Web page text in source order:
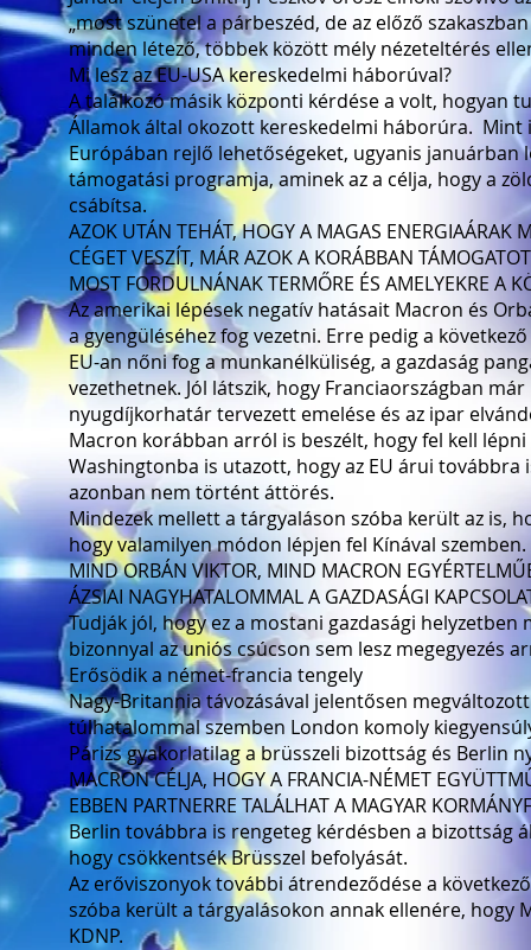
„most szünetel a párbeszéd, de az előző
minden létező, többek között mély nézeteltérés
Mi lesz az EU-USA kereskedelmi háborúval?
A találkozó másik központi kérdése a volt, hogyan
Államok által okozott kereskedelmi háborúra.
Európában rejlő lehetőségeket, ugyanis januárban
támogatási programja, aminek az a célja, hogy a
csábítsa.
AZOK UTÁN TEHÁT, HOGY A MAGAS ENERGIAÁRAK
CÉGET VESZÍT, MÁR AZOK A KORÁBBAN
MOST FORDULNÁNAK TERMŐRE ÉS AMELYEKRE A
Az amerikai lépések negatív hatásait Macron és
a gyengüléséhez fog vezetni. Erre pedig a
EU-an nőni fog a munkanélküliség, a gazdaság
vezethetnek. Jól látszik, hogy Franciaországban
nyugdíjkorhatár tervezett emelése és az ipar
Macron korábban arról is beszélt, hogy fel kell
Washingtonba is utazott, hogy az EU árui
azonban nem történt áttörés.
Mindezek mellett a tárgyaláson szóba került az is,
hogy valamilyen módon lépjen fel Kínával szemben.
MIND ORBÁN VIKTOR, MIND MACRON
ÁZSIAI NAGYHATALOMMAL A GAZDASÁGI
Tudják jól, hogy ez a mostani gazdasági
bizonnyal az uniós csúcson sem lesz megegyezés
Erősödik a német-francia tengely
Nagy-Britannia távozásával jelentősen
túlhatalommal szemben London komoly
Párizs gyakorlatilag a brüsszeli bizottság és Berlin
MACRON CÉLJA, HOGY A FRANCIA-NÉMET
EBBEN PARTNERRE TALÁLHAT A MAGYAR
Berlin továbbra is rengeteg kérdésben a bizottság
hogy csökkentsék Brüsszel befolyását.
Az erőviszonyok további átrendeződése a
szóba került a tárgyalásokon annak ellenére, hogy
KDNP.